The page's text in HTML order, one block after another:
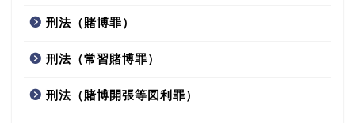
刑法（賭博罪）
刑法（常習賭博罪）
刑法（賭博開張等図利罪）